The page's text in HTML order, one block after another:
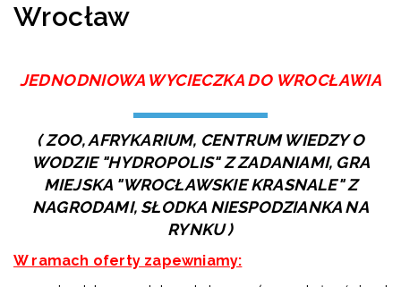
Wrocław
JEDNODNIOWA WYCIECZKA DO WROCŁAWIA
( ZOO, AFRYKARIUM, CENTRUM WIEDZY O
WODZIE "HYDROPOLIS" Z ZADANIAMI, GRA
MIEJSKA "WROCŁAWSKIE KRASNALE" Z
NAGRODAMI, SŁODKA NIESPODZIANKA NA
RYNKU )
W ramach oferty zapewniamy: